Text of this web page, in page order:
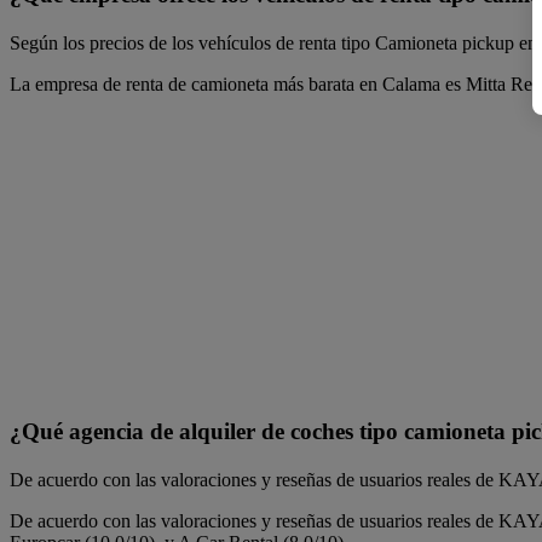
Según los precios de los vehículos de renta tipo Camioneta pickup
La empresa de renta de camioneta más barata en Calama es Mitta
¿Qué agencia de alquiler de coches tipo camioneta
De acuerdo con las valoraciones y reseñas de usuarios reales de
De acuerdo con las valoraciones y reseñas de usuarios reales de